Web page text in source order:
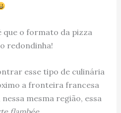
o formato da pizza
redondinha!
esse tipo de culinária
a fronteira francesa
mesma região, essa